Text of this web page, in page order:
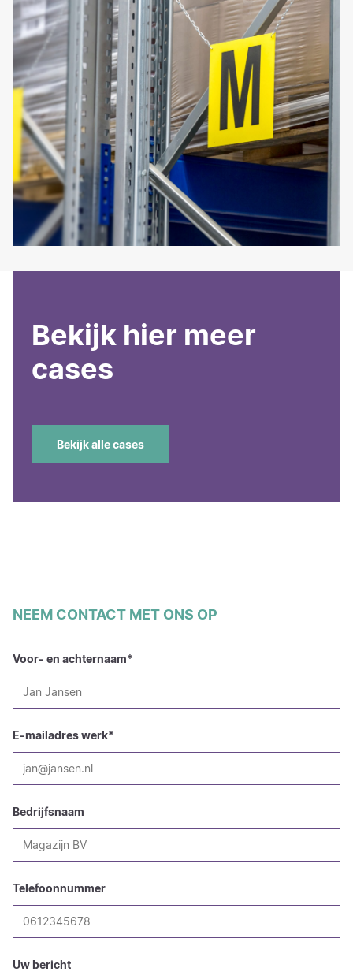
Bekijk hier meer
cases
Bekijk alle cases
NEEM CONTACT MET ONS OP
Voor- en achternaam*
E-mailadres werk*
Bedrijfsnaam
Telefoonnummer
Uw bericht